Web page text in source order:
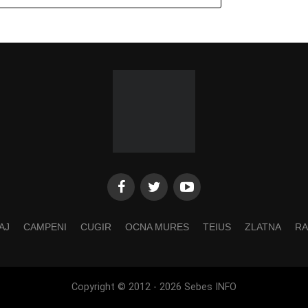
CAMPENI CUGIR OCNA MURES TEIUS ZLATNA
Copyright © 2012 - 2026 Sebes INFO